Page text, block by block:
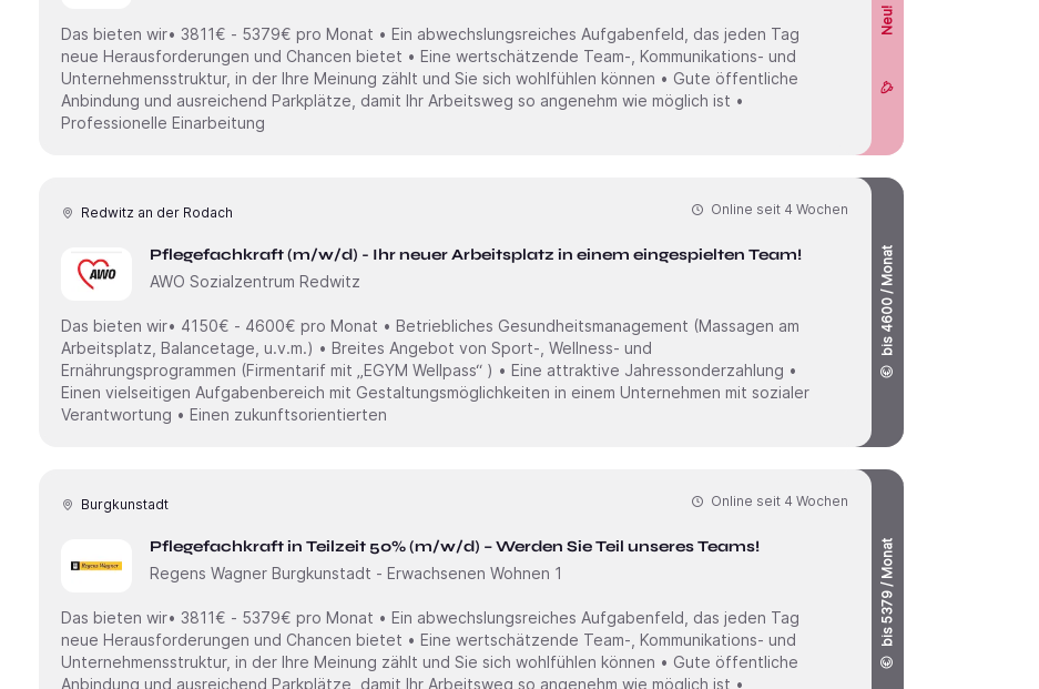
Neu!
Das bieten wir• 3811€ - 5379€ pro Monat • Ein abwechslungsreiches Aufgabenfeld, das jeden Tag
neue Herausforderungen und Chancen bietet • Eine wertschätzende Team-, Kommunikations- und
Unternehmensstruktur, in der Ihre Meinung zählt und Sie sich wohlfühlen können • Gute öffentliche
Anbindung und ausreichend Parkplätze, damit Ihr Arbeitsweg so angenehm wie möglich ist •
Professionelle Einarbeitung
Redwitz an der Rodach
Pflegefachkraft (m/w/d) - Ihr neuer Arbeitsplatz in einem eingespielten Team!
AWO Sozialzentrum Redwitz
bis 4600 / Monat
Online seit 4 Wochen
Das bieten wir• 4150€ - 4600€ pro Monat • Betriebliches Gesundheitsmanagement (Massagen am
Arbeitsplatz, Balancetage, u.v.m.) • Breites Angebot von Sport-, Wellness- und
Ernährungsprogrammen (Firmentarif mit „EGYM Wellpass“ ) • Eine attraktive Jahressonderzahlung •
Einen vielseitigen Aufgabenbereich mit Gestaltungsmöglichkeiten in einem Unternehmen mit sozialer
Verantwortung • Einen zukunftsorientierten
Burgkunstadt
Pflegefachkraft in Teilzeit 50% (m/w/d) – Werden Sie Teil unseres Teams!
Regens Wagner Burgkunstadt - Erwachsenen Wohnen 1
bis 5379 / Monat
Online seit 4 Wochen
Das bieten wir• 3811€ - 5379€ pro Monat • Ein abwechslungsreiches Aufgabenfeld, das jeden Tag
neue Herausforderungen und Chancen bietet • Eine wertschätzende Team-, Kommunikations- und
Unternehmensstruktur, in der Ihre Meinung zählt und Sie sich wohlfühlen können • Gute öffentliche
Anbindung und ausreichend Parkplätze, damit Ihr Arbeitsweg so angenehm wie möglich ist •